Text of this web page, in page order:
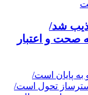
شد/
صحت و اعتبار